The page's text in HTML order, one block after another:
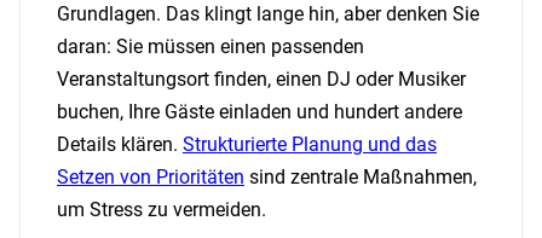
Grundlagen. Das klingt lange hin, aber denken Sie
daran: Sie müssen einen passenden
Veranstaltungsort finden, einen DJ oder Musiker
buchen, Ihre Gäste einladen und hundert andere
Details klären. Strukturierte Planung und das
Setzen von Prioritäten sind zentrale Maßnahmen,
um Stress zu vermeiden.